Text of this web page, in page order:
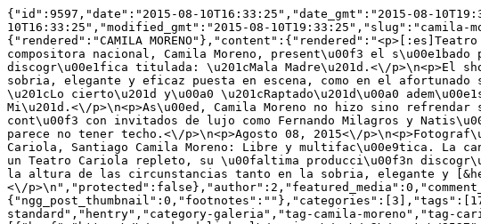
{"id":9597,"date":"2015-08-10T16:33:25","date_gmt":"2015-08-
10T16:33:25","modified_gmt":"2015-08-
{"rendered":"CAMILA
compositora nacional, Camila Moreno, present\u00f3 el
discogr\u00e1fica titulada: \u201cMala Madre\u201d.<\/p>\n<p>El
sobria, elegante y eficaz puesta en escena, como en el afortunado
\u201cLo cierto\u201d y\u00a0 \u201cRaptado\u201d\u00a0
Mi\u201d.<\/p>\n<p>As\u00ed, Camila Moreno no hizo sino
cont\u00f3 con invitados de lujo como Fernando Milagros y
parece no tener techo.<\/p>\n<p>Agosto 08, 2015<\/
Cariola, Santiago Camila Moreno: Libre y multifac\u00e9tica. La
un Teatro Cariola repleto, su \u00faltima producci\u00f3n
la altura de las circunstancias tanto en la sobria, elegante y
<\/
standard","hentry","category-galeria","tag-camila-